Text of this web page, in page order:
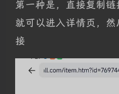
第一种是，直接复制
就可以进入详情页，
接